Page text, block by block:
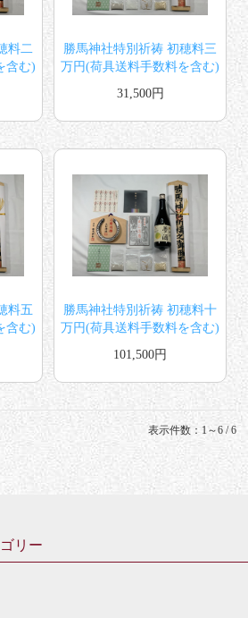
料二
含む)
勝馬神社特別祈祷 初穂料三
万円(荷具送料手数料を含む)
31,500円
料五
含む)
勝馬神社特別祈祷 初穂料十
万円(荷具送料手数料を含む)
101,500円
表示件数：1～6 / 6
リー